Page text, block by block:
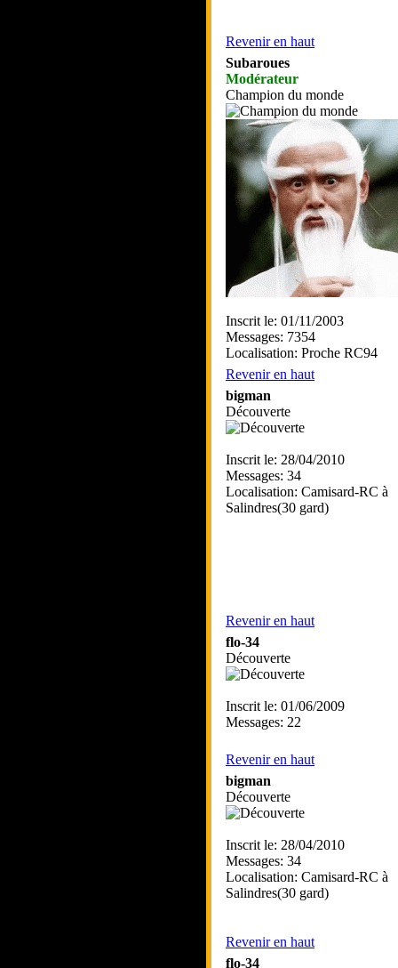
Revenir en haut
Subaroues
Modérateur
Champion du monde
Inscrit le: 01/11/2003
Messages: 7354
Localisation: Proche RC94
Revenir en haut
bigman
Découverte
Inscrit le: 28/04/2010
Messages: 34
Localisation: Camisard-RC à
Salindres(30 gard)
Revenir en haut
flo-34
Découverte
Inscrit le: 01/06/2009
Messages: 22
Revenir en haut
bigman
Découverte
Inscrit le: 28/04/2010
Messages: 34
Localisation: Camisard-RC à
Salindres(30 gard)
Revenir en haut
flo-34